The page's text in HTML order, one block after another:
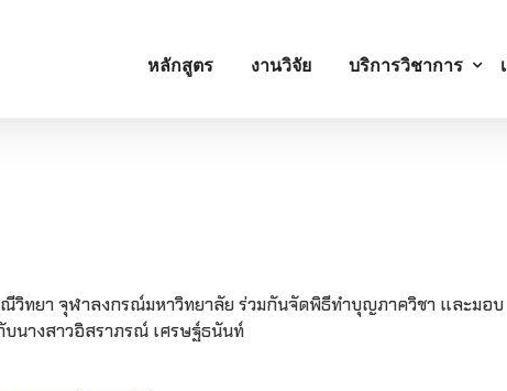
หลักสูตร งานวิจัย บริการวิชาการ
วิทยา จุฬาลงกรณ์มหาวิทยาลัย ร่วมกันจัดพิธีทำบุญภาควิชา และมอบ
นางสาวอิสราภรณ์ เศรษฐ์ธนันท์